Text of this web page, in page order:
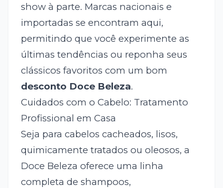
show à parte. Marcas nacionais e
importadas se encontram aqui,
permitindo que você experimente as
últimas tendências ou reponha seus
clássicos favoritos com um bom
desconto Doce Beleza.
Cuidados com o Cabelo: Tratamento
Profissional em Casa
Seja para cabelos cacheados, lisos,
quimicamente tratados ou oleosos, a
Doce Beleza oferece uma linha
completa de shampoos,